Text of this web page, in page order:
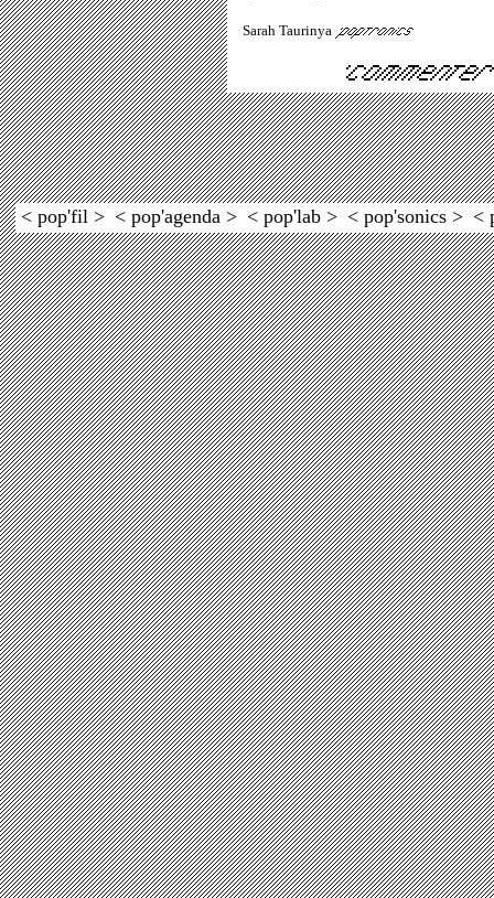
Sarah Taurinya
< pop'fil > < pop'agenda > < pop'lab > < pop'sonics > <